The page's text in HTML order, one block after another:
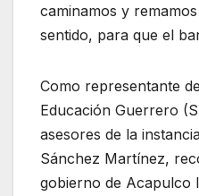
caminamos y
sentido, para que el
Como representante
Educación Guerrero
asesores de la
Sánchez Martínez,
gobierno de Acapulco